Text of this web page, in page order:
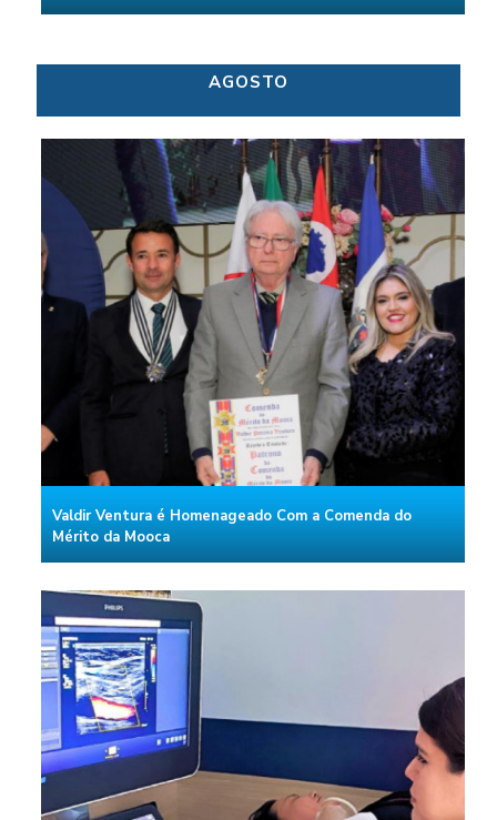
AGOSTO
Valdir Ventura é Homenageado Com a Comenda do
Mérito da Mooca